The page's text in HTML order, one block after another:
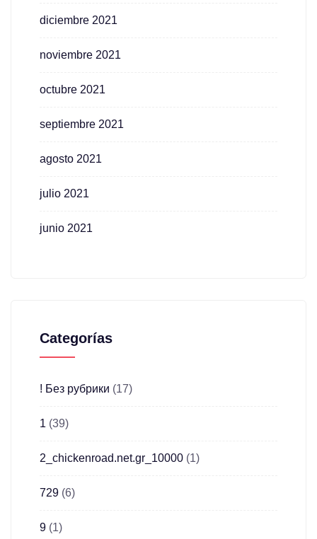
diciembre 2021
noviembre 2021
octubre 2021
septiembre 2021
agosto 2021
julio 2021
junio 2021
Categorías
! Без рубрики (17)
1 (39)
2_chickenroad.net.gr_10000 (1)
729 (6)
9 (1)